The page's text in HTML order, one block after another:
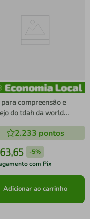
para compreensão e
do tdah da world
2.233 pontos
63,65 -5%
com Pix
Adicionar ao carrinho